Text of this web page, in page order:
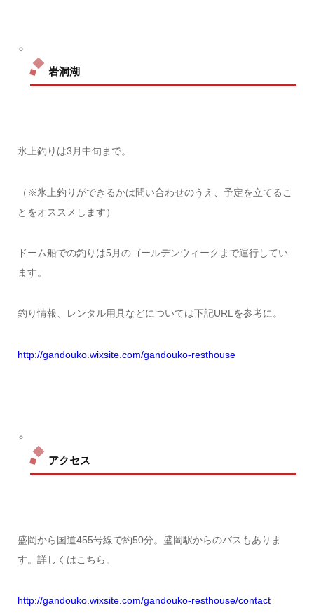
岩洞湖
氷上釣りは3月中旬まで。
（※氷上釣りができるかは問い合わせのうえ、予定を立てるこ
とをオススメします）
ドーム船での釣りは5月のゴールデンウィークまで運行してい
ます。
釣り情報、レンタル用具などについては下記URLを参考に。
http://gandouko.wixsite.com/gandouko-resthouse
アクセス
盛岡から国道455号線で約50分。盛岡駅からのバスもありま
す。詳しくはこちら。
http://gandouko.wixsite.com/gandouko-resthouse/contact